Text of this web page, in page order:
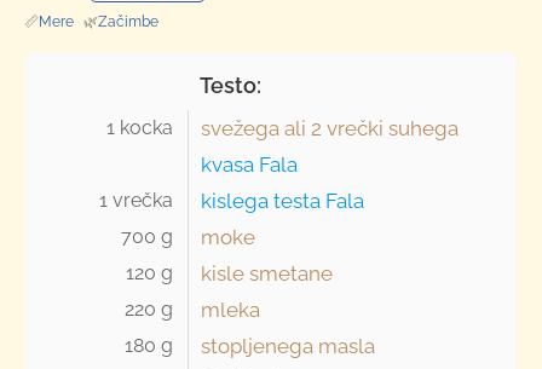
📏Mere · 🌿Začimbe
Testo:
1 kocka svežega ali2 vrečki suhega
kvasa Fala
1 vrečka kislega testa Fala
700 g moke
120 g kisle smetane
220 g mleka
180 g stopljenega masla